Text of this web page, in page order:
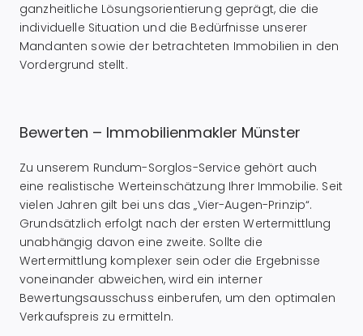
ganzheitliche Lösungsorientierung geprägt, die die
individuelle Situation und die Bedürfnisse unserer
Mandanten sowie der betrachteten Immobilien in den
Vordergrund stellt.
Bewerten – Immobilienmakler Münster
Zu unserem Rundum-Sorglos-Service gehört auch
eine realistische Werteinschätzung Ihrer Immobilie. Seit
vielen Jahren gilt bei uns das „Vier-Augen-Prinzip“.
Grundsätzlich erfolgt nach der ersten Wertermittlung
unabhängig davon eine zweite. Sollte die
Wertermittlung komplexer sein oder die Ergebnisse
voneinander abweichen, wird ein interner
Bewertungsausschuss einberufen, um den optimalen
Verkaufspreis zu ermitteln.